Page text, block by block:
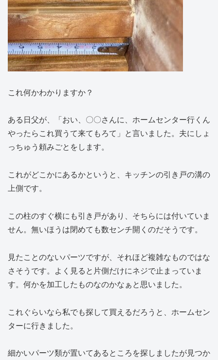
これ何かわかりますか？
ある日父が、「おい、〇〇さんに、ホームセンター行くん
やったらこれ買うて来てもろて」と言いました。夫にしょ
っちゅう頼みごとをします。
これがどこかにあるかというと、キッチンの引き戸の溝の
上側です。
この柱のすぐ横にも引き戸があり、そちらには付いていま
せん。無いほうは閉めても数センチ開くのだそうです。
見たことのないパーツですが、それほど複雑なものではな
さそうです。よく見ると片側だけにネジで止まっていま
す。何かを加工したものなのかなぁと思いました。
これぐらいなら私でも探して買えるだろうと、ホームセン
ターに行きました。
細かいパーツ類が置いてあるところを探しましたが見つか